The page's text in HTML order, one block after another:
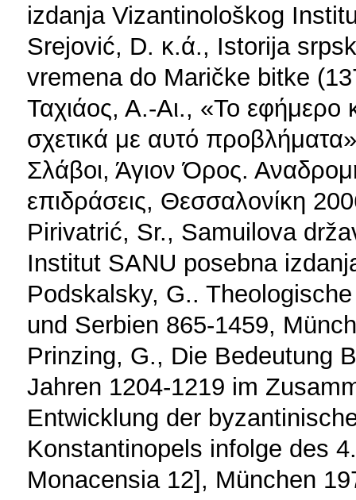
izdanja Vizantinološkog
Srejović, D. κ.ά., Istorija
vremena do Maričke bitke
Ταχιάος, Α.-Αι., «Το
σχετικά με αυτό
Σλάβοι, Άγιον Όρος.
επιδράσεις, Θεσσαλονίκη
Pirivatrić, Sr., Samuilova
Institut SANU posebna
Podskalsky, G..
und Serbien 865-1459,
Prinzing, G., Die Bedeutung
Jahren 1204-1219 im
Entwicklung der
Konstantinopels infolge des
Monacensia 12], München